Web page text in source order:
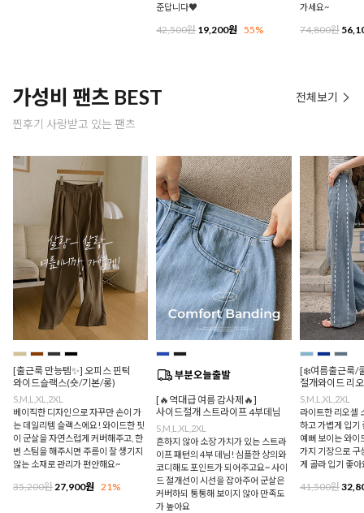
준답니다♥
42,500원19,200원 55%
가세요~
74,800원
가성비 팬츠 BEST
찐후기 사랑받고 있는 팬츠
전체보기
[출근룩 만능템✨] 오피스 핀턱
와이드슬랙스(숏/기본/롱)
S,M,L,XL,2XL
베이직한 디자인으로 자꾸만 손이 가
는 데일리템 슬랙스에요! 와이드한 핏
이 군살을 자연스럽게 커버해주고, 한
번 스팀을 해주시면 주름이 잘 생기지
않는 소재로 관리가 편안해요~
35,200원27,900원 21%
[🔥역대급 여름 감사제🔥]
사이드절개 스트라이프 4부데님
S,M,L,XL,2XL
흔하지 않아 소장 가치가 있는 스트라
이프 패턴의 4부 데님! 심플한 상의와
코디해도 포인트가 되어주고요~ 사이
드 절개선이 시선을 잡아주어 군살은
커버하되 통통해 보이지 않아 만족도
가 높아요
[❄️여름출근룩/
절개와이드 리
S,M,L,XL,2XL
라이트한 리오셀
하고 가볍게 입기
예뻐 보이는 와이
가지 기장으로 구
게 골라 입기 좋아
41,500원